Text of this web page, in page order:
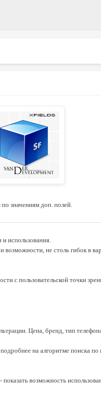
значениям доп. полей.
использования.
не столь гибок в
с пользовательской точки
Цена, бренд, тип
на алгоритме поиска
возможность